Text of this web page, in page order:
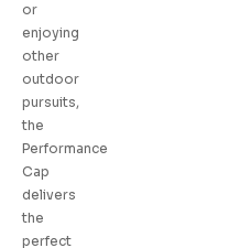
or
enjoying
other
outdoor
pursuits,
the
Performance
Cap
delivers
the
perfect